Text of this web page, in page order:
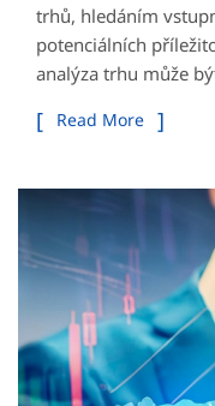
trhů, hledáním
potenciálních
analýza trhu může
Read More